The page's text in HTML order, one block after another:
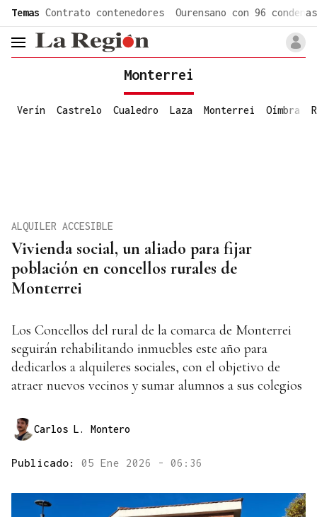
Temas Contrato contenedores Ourensano con 96 condenas
header.menu.open
Monterrei
Verín Castrelo Cualedro Laza Monterrei Oímbra
Vivienda social, un aliado para fijar
población en concellos rurales de
Monterrei
ALQUILER ACCESIBLE
Los Concellos del rural de la comarca de Monterrei
seguirán rehabilitando inmuebles este año para
dedicarlos a alquileres sociales, con el objetivo de
atraer nuevos vecinos y sumar alumnos a sus colegios
Carlos L. Montero
Publicado: 05 Ene 2026 - 06:36